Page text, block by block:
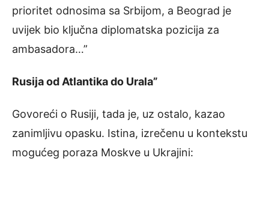
prioritet odnosima sa Srbijom, a Beograd je
uvijek bio ključna diplomatska pozicija za
ambasadora…”
Rusija od Atlantika do Urala”
Govoreći o Rusiji, tada je, uz ostalo, kazao
zanimljivu opasku. Istina, izrečenu u kontekstu
mogućeg poraza Moskve u Ukrajini: